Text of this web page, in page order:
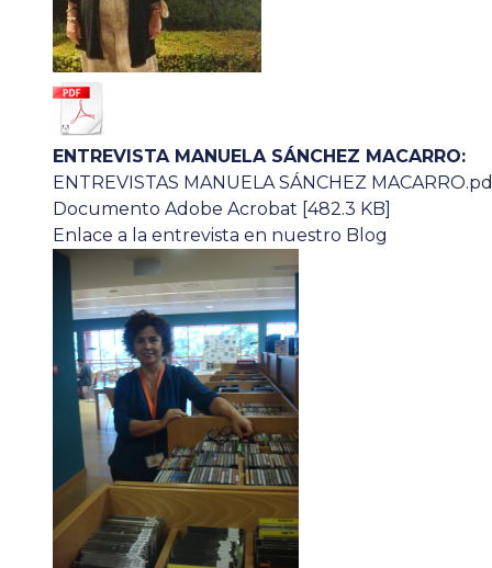
ENTREVISTA MANUELA SÁNCHEZ MACARRO:
ENTREVISTAS MANUELA SÁNCHEZ
Documento Adobe Acrobat [482.3 KB]
Enlace a la entrevista en nuestro Blog